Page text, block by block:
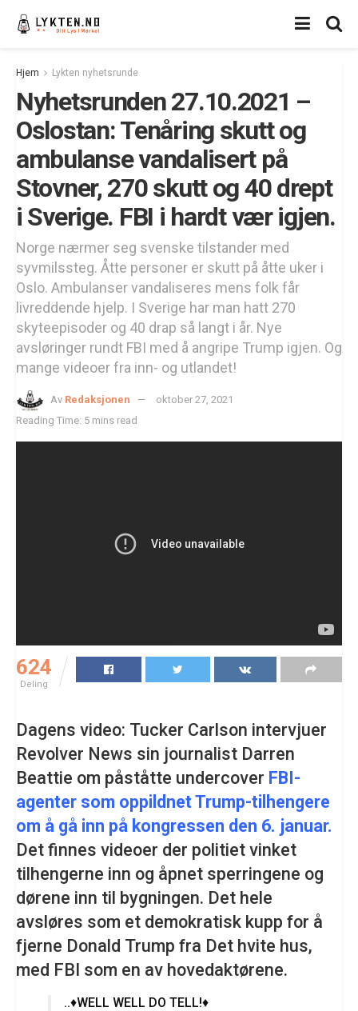
Hjem Lykten nyhetsrunde
Nyhetsrunden 27.10.2021 –
Oslostan: Tenåring skutt og
ambulanse vandalisert på
Stovner, 270 skutt og 40 drept
i Sverige. FBI i hardt vær igjen.
Norge nærmer seg svenske tilstander med
syvmilssteg. Åtte personer er skutt på åtte uker i
Oslo. Ambulanser vandaliseres mens folk får
livreddende hjelp. I Sverige har man hatt 270
skyteepisoder og 40 drap så langt i år. Nye
avsløringer rundt FBI med å angripe Trump igjen. Og
mange videoer fra inn- og utlandet!
Av Redaksjonen
oktober 27, 2021
Reading Time: 5 mins read
624
Deling
Dagens video: Tucker Carlson intervjuer
Revolver News sin journalist Darren
Beattie om påståtte undercover FBI-
agenter som oppildnet Trump-tilhengere
om å gå inn på kongressen den 6. januar.
Det finnes videoer der politiet vinket
tilhengerne inn og åpnet sperringene og
dørene inn til bygningen. Det hele
avsløres som et demokratisk kupp for å
fjerne Donald Trump fra Det hvite hus,
med FBI som en av hovedaktørene.
..♦️WELL WELL DO TELL!♦️